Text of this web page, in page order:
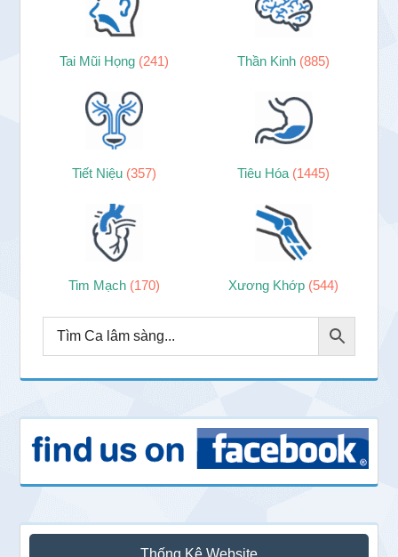
Tai Mũi Họng (241) Thần Kinh (885)
Tiết Niệu (357) Tiêu Hóa (1445)
Tim Mạch (170) Xương Khớp (544)